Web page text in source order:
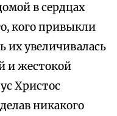
в сердцах
кого привыкли
их увеличивалась
и жестокой
Христос
никакого